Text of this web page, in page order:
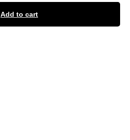
Add to cart